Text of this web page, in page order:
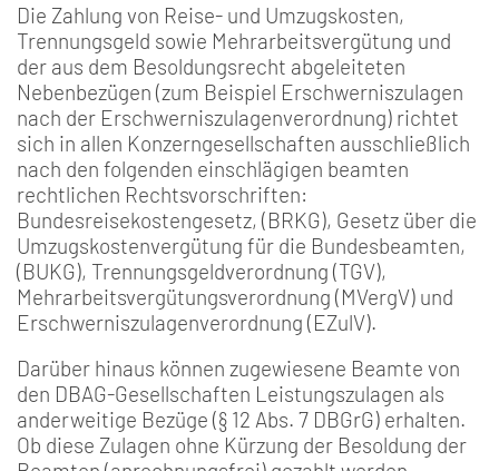
Die Zahlung von Reise- und Umzugskosten,
Trennungsgeld sowie Mehrarbeitsvergütung und
der aus dem Besoldungsrecht abgeleiteten
Nebenbezügen (zum Beispiel Erschwerniszulagen
nach der Erschwerniszulagenverordnung) richtet
sich in allen Konzerngesellschaften ausschließlich
nach den folgenden einschlägigen beamten
rechtlichen Rechtsvorschriften:
Bundesreisekostengesetz, (BRKG), Gesetz über die
Umzugskostenvergütung für die Bundesbeamten,
(BUKG), Trennungsgeldverordnung (TGV),
Mehrarbeitsvergütungsverordnung (MVergV) und
Erschwerniszulagenverordnung (EZulV).
Darüber hinaus können zugewiesene Beamte von
den DBAG-Gesellschaften Leistungszulagen als
anderweitige Bezüge (§ 12 Abs. 7 DBGrG) erhalten.
Ob diese Zulagen ohne Kürzung der Besoldung der